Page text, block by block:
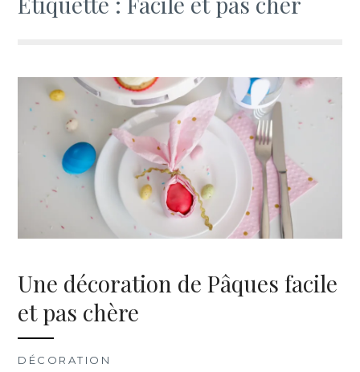
Une décoration de Pâques facile
et pas chère
DÉCORATION